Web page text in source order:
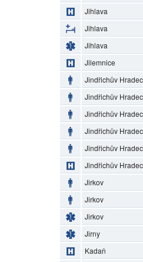
Jihlava
Jihlava
Jihlava
Jilemnice
Jindřichův Hradec
Jindřichův Hradec
Jindřichův Hradec
Jindřichův Hradec
Jindřichův Hradec
Jindřichův Hradec
Jirkov
Jirkov
Jirkov
Jirny
Kadaň